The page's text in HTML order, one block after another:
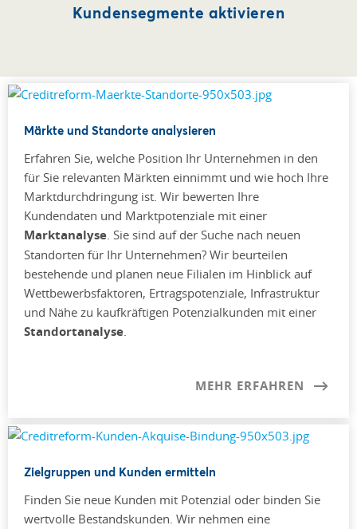
Kundensegmente aktivieren
Märkte und Standorte analysieren
Erfahren Sie, welche Position Ihr Unternehmen in den
für Sie relevanten Märkten einnimmt und wie hoch Ihre
Marktdurchdringung ist. Wir bewerten Ihre
Kundendaten und Marktpotenziale mit einer
Marktanalyse . Sie sind auf der Suche nach neuen
Standorten für Ihr Unternehmen? Wir beurteilen
bestehende und planen neue Filialen im Hinblick auf
Wettbewerbsfaktoren, Ertragspotenziale, Infrastruktur
und Nähe zu kaufkräftigen Potenzialkunden mit einer
Standortanalyse
MEHR ERFAHREN
Zielgruppen und Kunden ermitteln
Finden Sie neue Kunden mit Potenzial oder binden Sie
wertvolle Bestandskunden. Wir nehmen eine